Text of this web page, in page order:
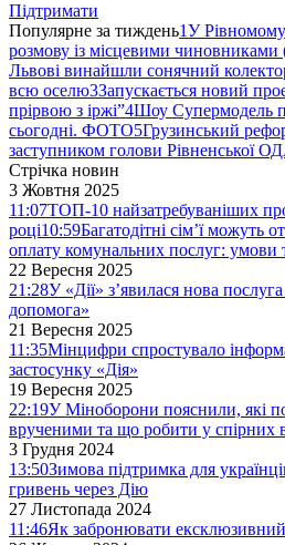
Підтримати
Популярне за тиждень1У
розмову із місцевими
Львові винайшли сонячний
всю оселю3Запускається новий
прірвою з іржі”4Шоу Супермодель
сьогодні. ФОТО5Грузинський
заступником голови Рівненської
Стрічка новин
3 Жовтня 2025
11:07ТОП-10 найзатребуваніших
році10:59Багатодітні сім’ї можуть
оплату комунальних послуг: умови
22 Вересня 2025
21:28У «Дії» з’явилася нова
допомога»
21 Вересня 2025
11:35Мінцифри спростувало
застосунку «Дія»
19 Вересня 2025
22:19У Міноборони пояснили, які
врученими та що робити у спірних
3 Грудня 2024
13:50Зимова підтримка для
гривень через Дію
27 Листопада 2024
11:46Як забронювати